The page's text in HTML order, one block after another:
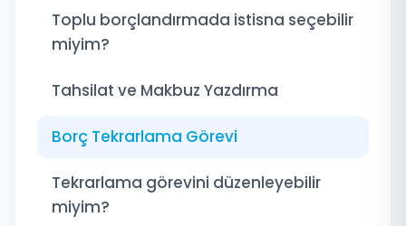
Toplu borçlandırmada istisna seçebilir
miyim?
Tahsilat ve Makbuz Yazdırma
Borç Tekrarlama Görevi
Tekrarlama görevini düzenleyebilir
miyim?